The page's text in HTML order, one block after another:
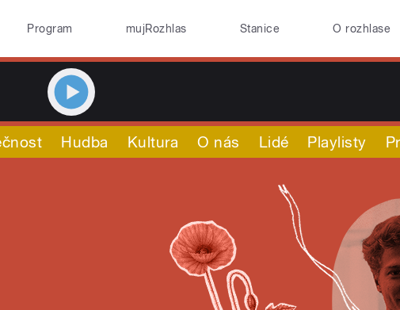
Program mujRozhlas Stanice O rozhlase
Hudba Kultura O nás Lidé Playlisty